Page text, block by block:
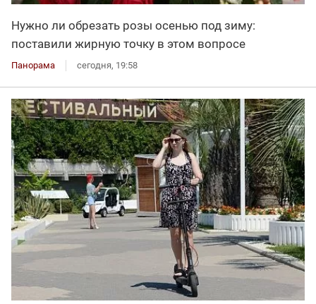
Нужно ли обрезать розы осенью под зиму:
поставили жирную точку в этом вопросе
Панорама сегодня, 19:58